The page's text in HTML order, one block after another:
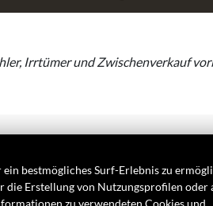
Irrtümer und Zwischenverkauf
FINDEN SIE
bestmögliches Surf-Erlebnis zu
die Erstellung von Nutzungsprofilen oder
zu verwendeten Cookies und